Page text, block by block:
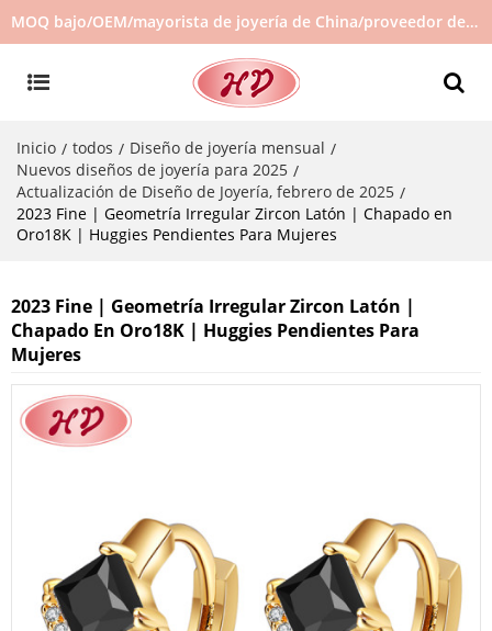
MOQ bajo/OEM/mayorista de joyería de China/proveedor de joyas/joyería de gran venta en stock/no hay joyas de segunda mano
Inicio / todos / Diseño de joyería mensual /
Nuevos diseños de joyería para 2025 /
Actualización de Diseño de Joyería, febrero de 2025 /
2023 Fine | Geometría Irregular Zircon Latón | Chapado en
Oro18K | Huggies Pendientes Para Mujeres
2023 Fine | Geometría Irregular Zircon Latón |
Chapado En Oro18K | Huggies Pendientes Para
Mujeres